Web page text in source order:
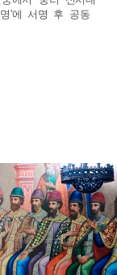
'에 서명 후 공동